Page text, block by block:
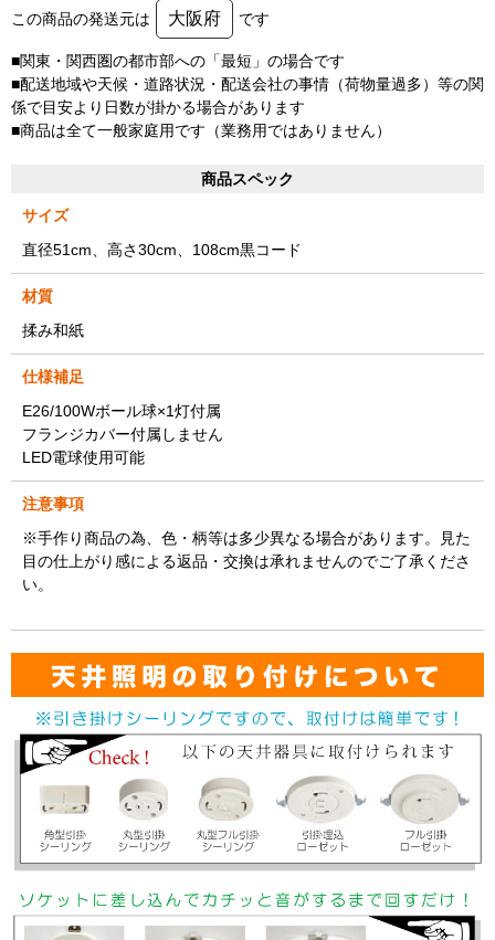
この商品の発送元は 大阪府 です
■関東・関西圏の都市部への「最短」の場合です
■配送地域や天候・道路状況・配送会社の事情（荷物量過多）等の関
係で目安より日数が掛かる場合があります
■商品は全て一般家庭用です（業務用ではありません）
商品スペック
サイズ
直径51cm、高さ30cm、108cm黒コード
材質
揉み和紙
仕様補足
E26/100Wボール球×1灯付属
フランジカバー付属しません
LED電球使用可能
注意事項
※手作り商品の為、色・柄等は多少異なる場合があります。見た
目の仕上がり感による返品・交換は承れませんのでご了承くださ
い。